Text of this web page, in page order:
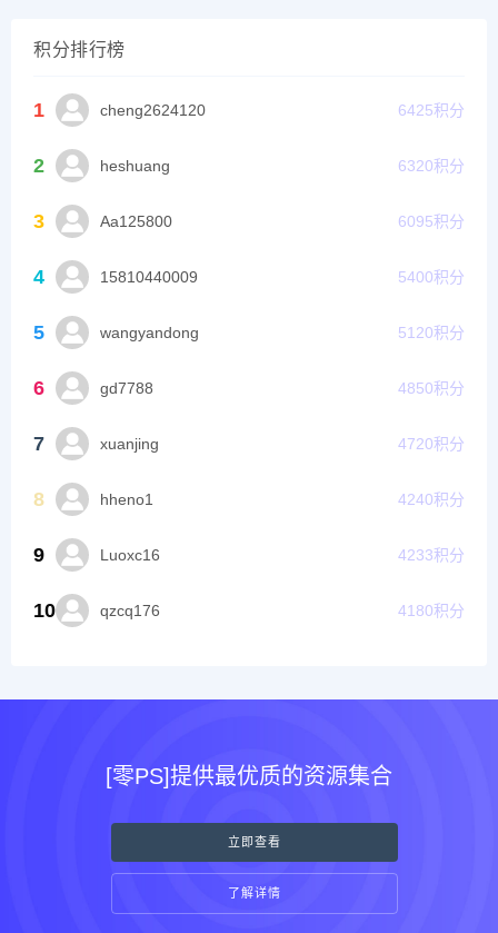
积分排行榜
1 cheng2624120 6425积分
2 heshuang 6320积分
3 Aa125800 6095积分
4 15810440009 5400积分
5 wangyandong 5120积分
6 gd7788 4850积分
7 xuanjing 4720积分
8 hheno1 4240积分
9 Luoxc16 4233积分
10 qzcq176 4180积分
[零PS]提供最优质的资源集合
立即查看
了解详情